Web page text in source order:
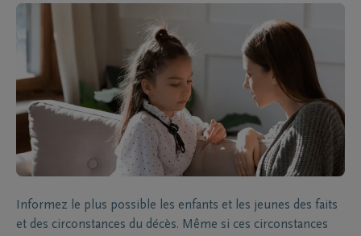
Informez le plus possible les enfants et les jeunes des faits
et des circonstances du décès. Même si ces circonstances